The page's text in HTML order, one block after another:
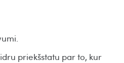
priekšstatu par to, kur